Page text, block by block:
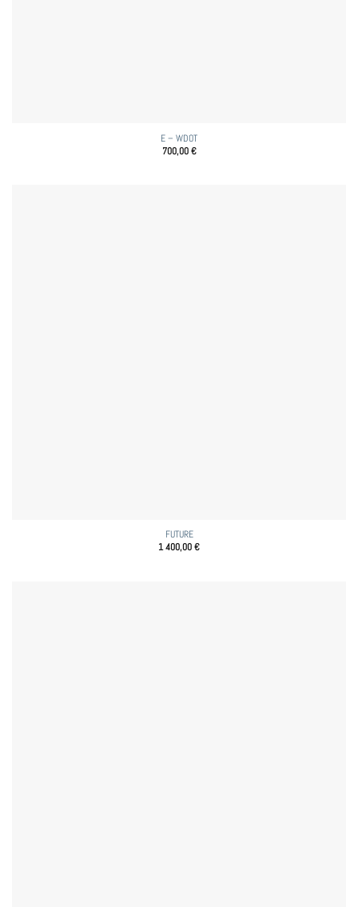
E – WDOT
700,00€
FUTURE
1 400,00€